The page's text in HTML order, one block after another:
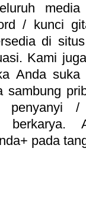
/ kunci
di
Kami
Anda
penyanyi
berkarya.
pada